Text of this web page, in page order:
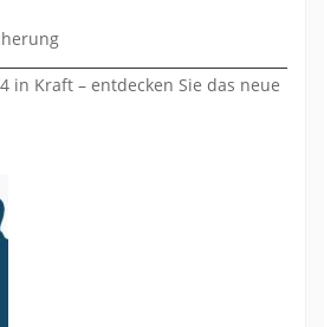
in Kraft – entdecken Sie das neue